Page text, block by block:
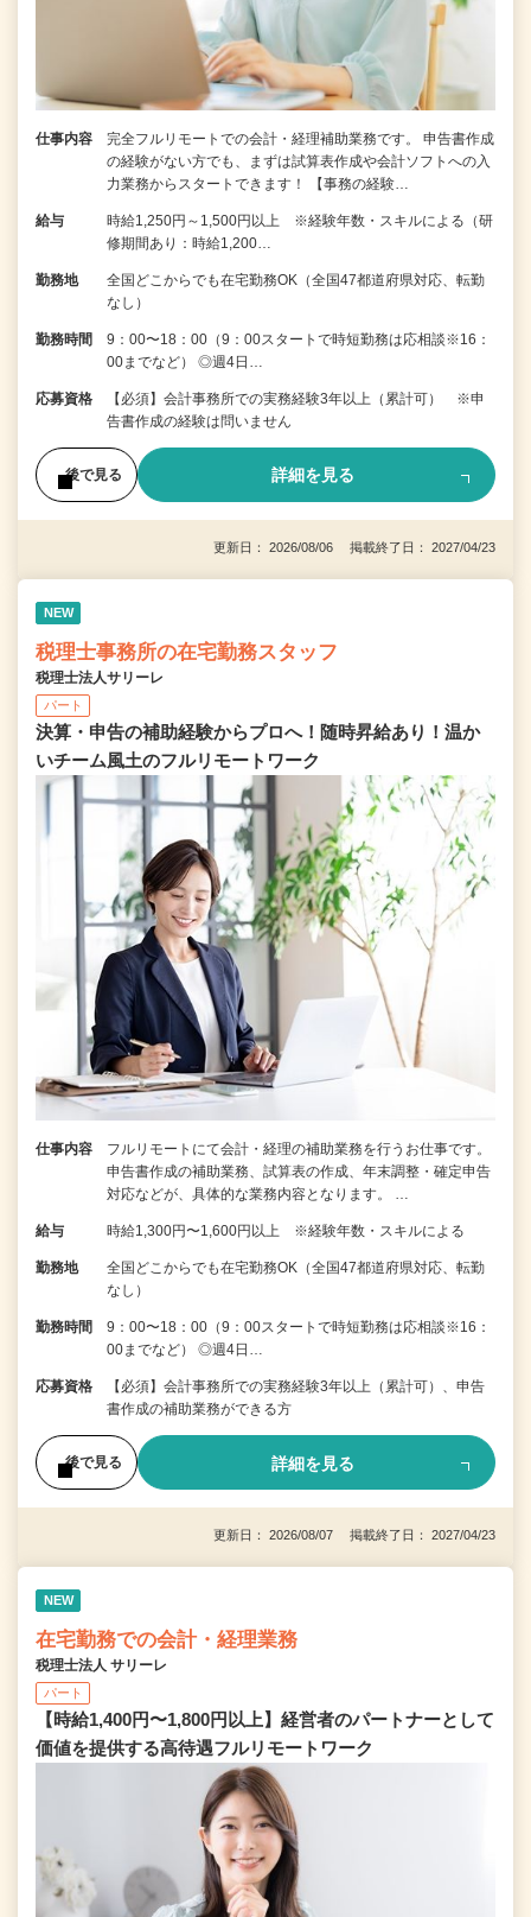
仕事内容
完全フルリモートでの会計・経理補助業務です。 申告書作成
の経験がない⽅でも、まずは試算表作成や会計ソフトへの⼊
⼒業務からスタートできます！ 【事務の経験…
給与
時給1,250円～1,500円以上 ※経験年数・スキルによる（研
修期間あり：時給1,200…
勤務地
全国どこからでも在宅勤務OK（全国47都道府県対応、転勤
なし）
勤務時間
9：00〜18：00（9：00スタートで時短勤務は応相談※16：
00までなど） ◎週4日…
応募資格
【必須】会計事務所での実務経験3年以上（累計可） ※申
告書作成の経験は問いません
後で見る 詳細を見る
更新日： 2026/08/06 掲載終了日： 2027/04/23
NEW
税理士事務所の在宅勤務スタッフ
税理士法人サリーレ
パート
決算・申告の補助経験からプロへ！随時昇給あり！温か
いチーム⾵⼟のフルリモートワーク
仕事内容
フルリモートにて会計・経理の補助業務を行うお仕事です。
申告書作成の補助業務、試算表の作成、年末調整・確定申告
対応などが、具体的な業務内容となります。 …
給与 時給1,300円〜1,600円以上 ※経験年数・スキルによる
勤務地
全国どこからでも在宅勤務OK（全国47都道府県対応、転勤
なし）
勤務時間
9：00〜18：00（9：00スタートで時短勤務は応相談※16：
00までなど） ◎週4日…
応募資格
【必須】会計事務所での実務経験3年以上（累計可）、申告
書作成の補助業務ができる方
後で見る 詳細を見る
更新日： 2026/08/07 掲載終了日： 2027/04/23
NEW
在宅勤務での会計・経理業務
税理士法人 サリーレ
パート
【時給1,400円〜1,800円以上】経営者のパートナーとして
価値を提供する⾼待遇フルリモートワーク